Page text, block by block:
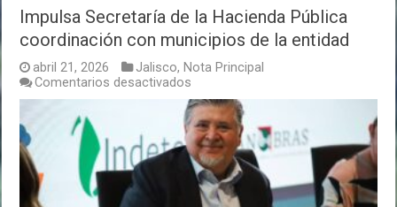
Impulsa Secretaría de la Hacienda Pública
coordinación con municipios de la entidad
abril 21, 2026 Jalisco, Nota Principal
Comentarios desactivados
Impulsa
Secretaría
de
la
Hacienda
Pública
coordinación
con